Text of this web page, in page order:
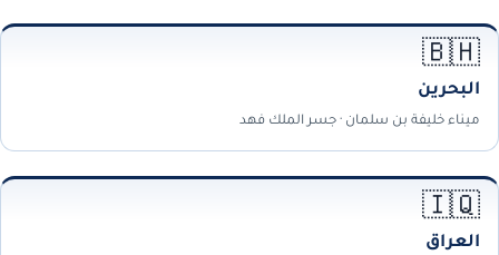
🇧🇭
البحرين
ميناء خليفة بن سلمان · جسر الملك فهد
🇮🇶
العراق